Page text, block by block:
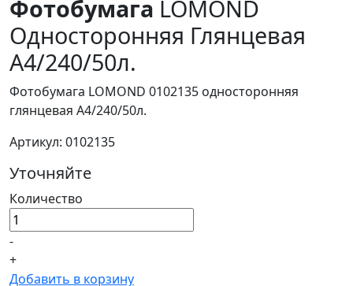
Фотобумага LOMOND
Односторонняя Глянцевая
A4/240/50л.
Фотобумага LOMOND 0102135 односторонняя
глянцевая A4/240/50л.
Артикул: 0102135
Уточняйте
Количество
-
+
Добавить в корзину